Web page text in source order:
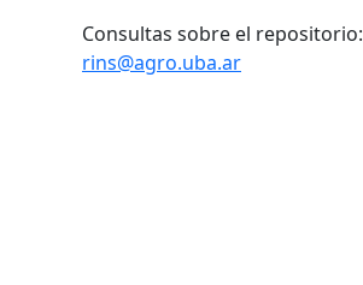
Consultas sobre el repositorio:
rins@agro.uba.ar